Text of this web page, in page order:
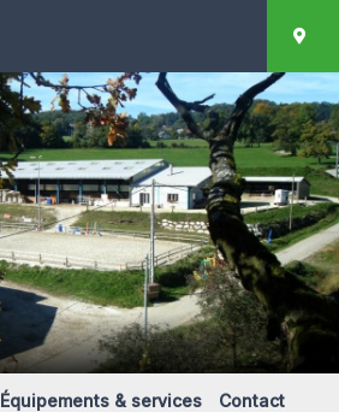
Équipements & services Contact